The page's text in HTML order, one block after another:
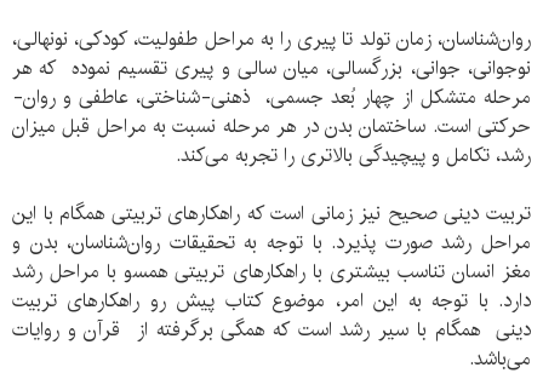
روان‌شناسان، زمان تولد تا پیری را به مراحل طفولیت، کودکی، نونهالی،
نوجوانی، جوانی، بزرگسالی، میان سالی و پیری تقسیم نموده که هر
مرحله متشکل از چهار بُعد جسمی، ذهنی-شناختی، عاطفی و روان-
حرکتی است. ساختمان بدن در هر مرحله نسبت به مراحل قبل میزان
رشد، تکامل و پیچیدگی بالاتری را تجربه می‌کند.
تربیت دینی صحیح نیز زمانی است که راهکارهای تربیتی همگام با این
مراحل رشد صورت پذیرد. با توجه به تحقیقات روان‌شناسان، بدن و
مغز انسان تناسب بیشتری با راهکارهای تربیتی همسو با مراحل رشد
دارد. با توجه به این امر، موضوع کتاب پیش رو راهکارهای تربیت
دینی همگام با سیر رشد است که همگی برگرفته از قرآن و روایات
می‌باشد.